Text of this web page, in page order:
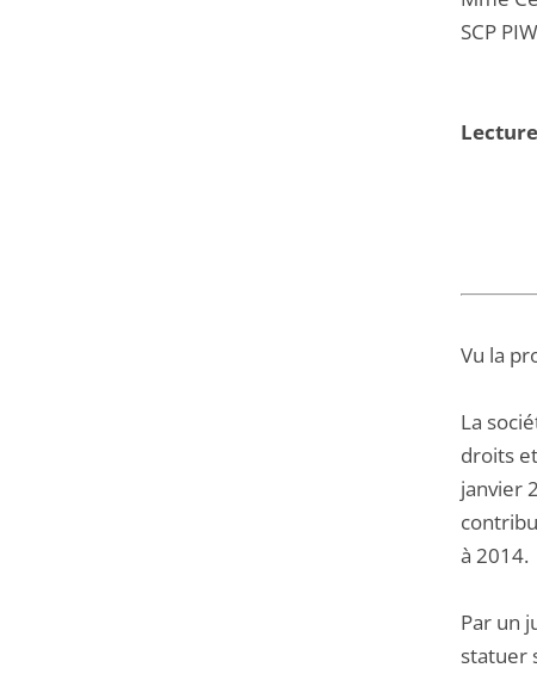
SCP
Vu la
La
droits
janvier
à 2014.
Par un
statuer